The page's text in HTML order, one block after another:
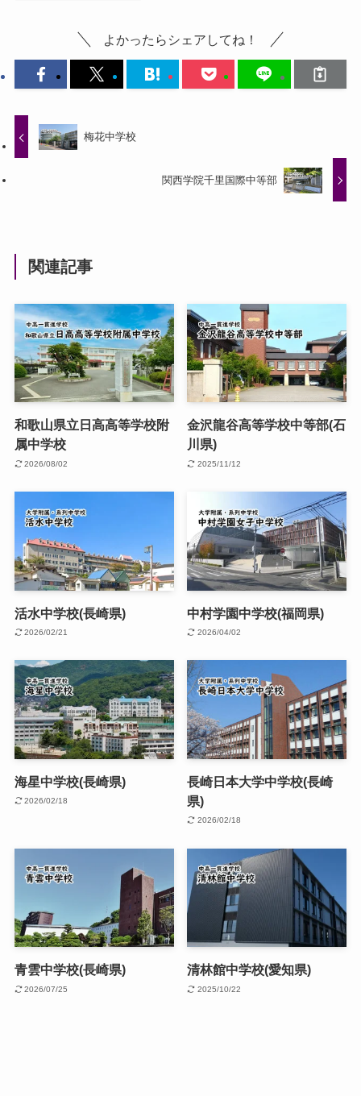
よかったらシェアしてね！
梅花中学校
関西学院千里国際中等部
関連記事
和歌山県立日高高等学校附
属中学校
2026/08/02
金沢龍谷高等学校中等部(石
川県)
2025/11/12
活水中学校(長崎県)
2026/02/21
中村学園中学校(福岡県)
2026/04/02
海星中学校(長崎県)
2026/02/18
長崎日本大学中学校(長崎
県)
2026/02/18
青雲中学校(長崎県)
2026/07/25
清林館中学校(愛知県)
2025/10/22